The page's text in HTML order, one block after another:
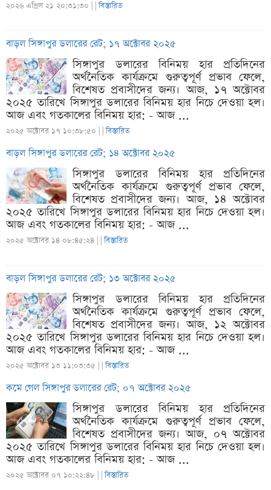
২০২৬ এপ্রিল ২১ ২০:৩১:৩০ | |বিস্তারিত
বাড়ল সিঙ্গাপুর ডলারের রেট; ১৭ অক্টোবর ২০২৫
সিঙ্গাপুর ডলারের বিনিময় হার প্রতিদিনের
অর্থনৈতিক কার্যক্রমে গুরুত্বপূর্ণ প্রভাব ফেলে,
বিশেষত প্রবাসীদের জন্য। আজ, ১৭ অক্টোবর
২০২৫ তারিখে সিঙ্গাপুর ডলারের বিনিময় হার নিচে দেওয়া হল।
আজ এবং গতকালের বিনিময় হার: - আজ ...
২০২৫ অক্টোবর ১৭ ১০:৩৮:৫০ | |বিস্তারিত
বাড়ল সিঙ্গাপুর ডলারের রেট; ১৪ অক্টোবর ২০২৫
সিঙ্গাপুর ডলারের বিনিময় হার প্রতিদিনের
অর্থনৈতিক কার্যক্রমে গুরুত্বপূর্ণ প্রভাব ফেলে,
বিশেষত প্রবাসীদের জন্য। আজ, ১৪ অক্টোবর
২০২৫ তারিখে সিঙ্গাপুর ডলারের বিনিময় হার নিচে দেওয়া হল।
আজ এবং গতকালের বিনিময় হার: - আজ ...
২০২৫ অক্টোবর ১৪ ০৮:৪৫:২৪ | |বিস্তারিত
বাড়ল সিঙ্গাপুর ডলারের রেট; ১৩ অক্টোবর ২০২৫
সিঙ্গাপুর ডলারের বিনিময় হার প্রতিদিনের
অর্থনৈতিক কার্যক্রমে গুরুত্বপূর্ণ প্রভাব ফেলে,
বিশেষত প্রবাসীদের জন্য। আজ, ১২ অক্টোবর
২০২৫ তারিখে সিঙ্গাপুর ডলারের বিনিময় হার নিচে দেওয়া হল।
আজ এবং গতকালের বিনিময় হার: - আজ ...
২০২৫ অক্টোবর ১৩ ১১:০৩:৩৫ | |বিস্তারিত
কমে গেল সিঙ্গাপুর ডলারের রেট; ০৭ অক্টোবর ২০২৫
সিঙ্গাপুর ডলারের বিনিময় হার প্রতিদিনের
অর্থনৈতিক কার্যক্রমে গুরুত্বপূর্ণ প্রভাব ফেলে,
বিশেষত প্রবাসীদের জন্য। আজ, ০৭ অক্টোবর
২০২৫ তারিখে সিঙ্গাপুর ডলারের বিনিময় হার নিচে দেওয়া হল।
আজ এবং গতকালের বিনিময় হার: - আজ ...
২০২৫ অক্টোবর ০৭ ১০:২২:৪৮ | |বিস্তারিত